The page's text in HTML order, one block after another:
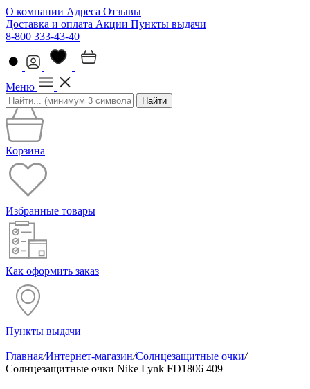
О компании Адреса Отзывы
Доставка и оплата Акции Пункты выдачи
8-800 333-43-40
Меню
Найти
Корзина
Избранные товары
Как оформить заказ
Пункты выдачи
Главная/Интернет-магазин/Солнцезащитные очки/
Солнцезащитные очки Nike Lynk FD1806 409